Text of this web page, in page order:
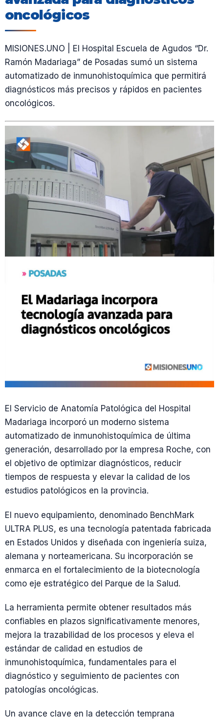
oncológicos
MISIONES.UNO | El Hospital Escuela de Agudos “Dr.
Ramón Madariaga” de Posadas sumó un sistema
automatizado de inmunohistoquímica que permitirá
diagnósticos más precisos y rápidos en pacientes
oncológicos.
El Servicio de Anatomía Patológica del Hospital
Madariaga incorporó un moderno sistema
automatizado de inmunohistoquímica de última
generación, desarrollado por la empresa Roche, con
el objetivo de optimizar diagnósticos, reducir
tiempos de respuesta y elevar la calidad de los
estudios patológicos en la provincia.
El nuevo equipamiento, denominado BenchMark
ULTRA PLUS, es una tecnología patentada fabricada
en Estados Unidos y diseñada con ingeniería suiza,
alemana y norteamericana. Su incorporación se
enmarca en el fortalecimiento de la biotecnología
como eje estratégico del Parque de la Salud.
La herramienta permite obtener resultados más
confiables en plazos significativamente menores,
mejora la trazabilidad de los procesos y eleva el
estándar de calidad en estudios de
inmunohistoquímica, fundamentales para el
diagnóstico y seguimiento de pacientes con
patologías oncológicas.
Un avance clave en la detección temprana